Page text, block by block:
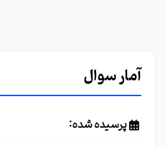
آمار سوال
پرسیده شده: